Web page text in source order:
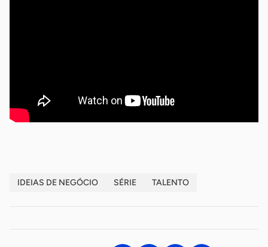
IDEIAS DE NEGÓCIO SÉRIE TALENTO